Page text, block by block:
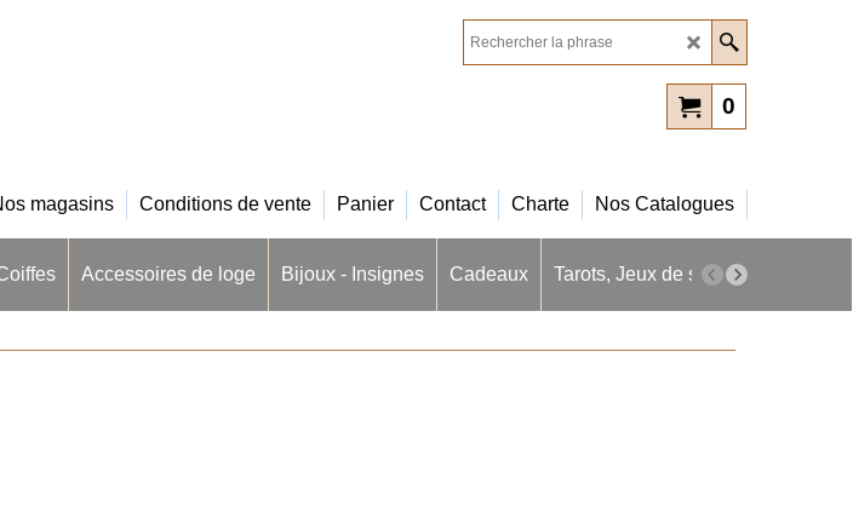
0
magasins Conditions de vente Panier Contact Charte Nos Catalogues
Accessoires de loge Bijoux - Insignes Cadeaux Tarots, Jeux de société